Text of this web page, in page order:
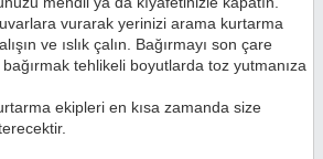
vurarak yerinizi arama kurtarma
ve ıslık çalın. Bağırmayı son çare
tehlikeli boyutlarda toz yutmanıza
ekipleri en kısa zamanda size